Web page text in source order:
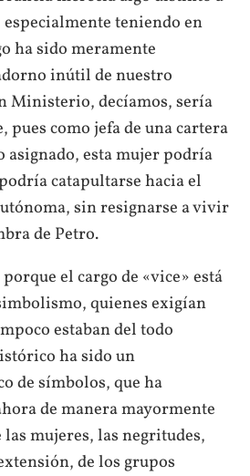
teniendo en
ha sido meramente
inútil de nuestro
Ministerio, decíamos, sería
pues como jefa de una cartera
asignado, esta mujer podría
catapultarse hacia el
sin resignarse a vivir
de Petro.
el cargo de «vice» está
quienes exigían
estaban del todo
ha sido un
de símbolos, que ha
de manera mayormente
mujeres, las negritudes,
de los grupos